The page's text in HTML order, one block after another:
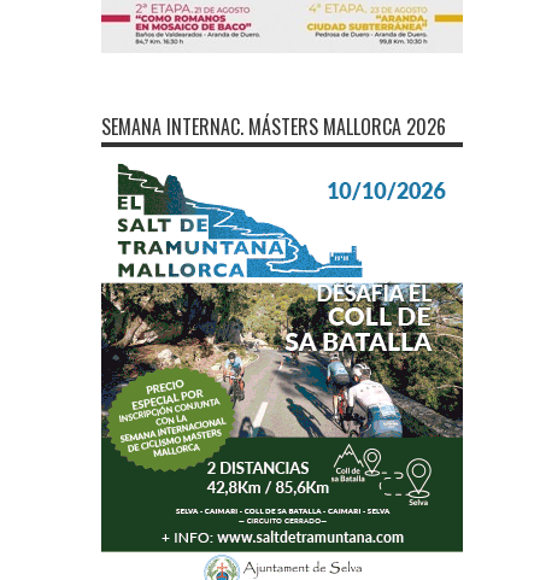
SEMANA INTERNAC. MÁSTERS MALLORCA 2026